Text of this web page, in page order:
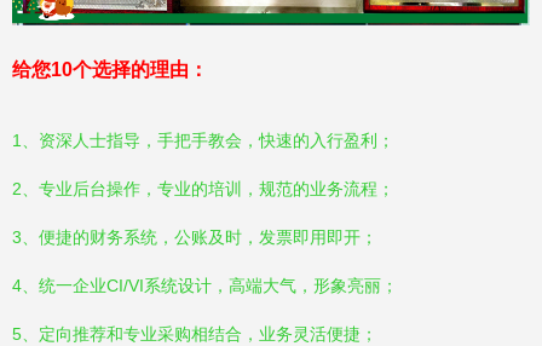
给您10个选择的理由：
1、资深人士指导，手把手教会，快速的入行盈利；
2、专业后台操作，专业的培训，规范的业务流程；
3、便捷的财务系统，公账及时，发票即用即开；
4、统一企业CI/VI系统设计，高端大气，形象亮丽；
5、定向推荐和专业采购相结合，业务灵活便捷；